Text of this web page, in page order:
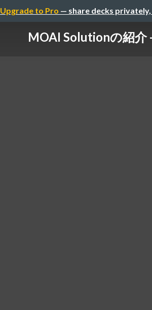
Upgrade to Pro — share decks
MOAI Solutionの紹介